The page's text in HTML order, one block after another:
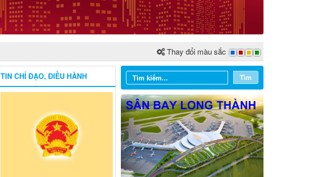
Thay đổi màu sắc
Tìm
TIN CHỈ ĐẠO, ĐIỀU HÀNH